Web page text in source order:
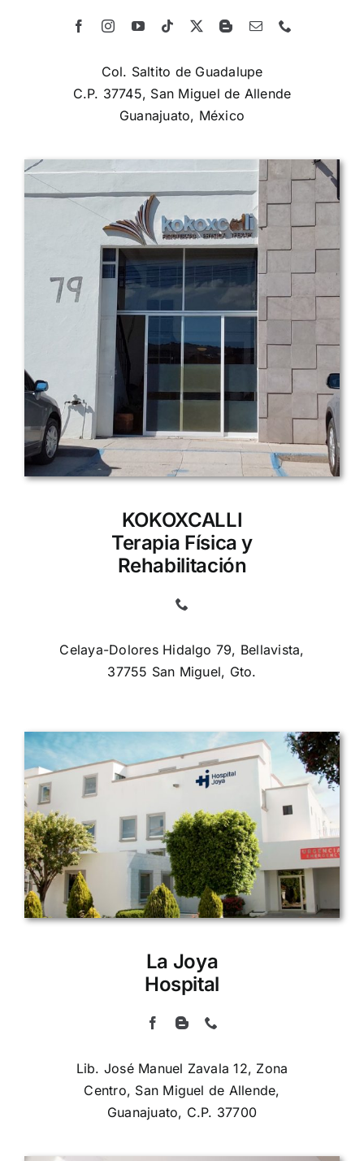
Col. Saltito de Guadalupe
C.P. 37745, San Miguel de Allende
Guanajuato, México
KOKOXCALLI
Terapia Física y
Rehabilitación
Celaya-Dolores Hidalgo 79, Bellavista,
37755 San Miguel, Gto.
La Joya
Hospital
Lib. José Manuel Zavala 12, Zona
Centro, San Miguel de Allende,
Guanajuato, C.P. 37700